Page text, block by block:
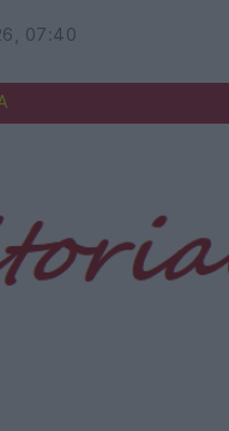
07:40